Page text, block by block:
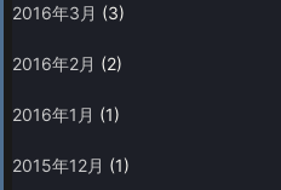
2016年3月 (3)
2016年2月 (2)
2016年1月 (1)
2015年12月 (1)